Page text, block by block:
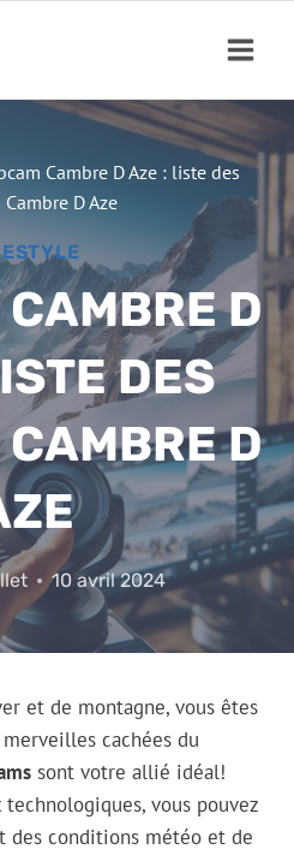
Cambre D Aze : liste des
D Aze
D
DES
D
10 avril 2024
et de montagne, vous êtes
cachées du
sont votre allié idéal!
vous pouvez
des conditions météo et de